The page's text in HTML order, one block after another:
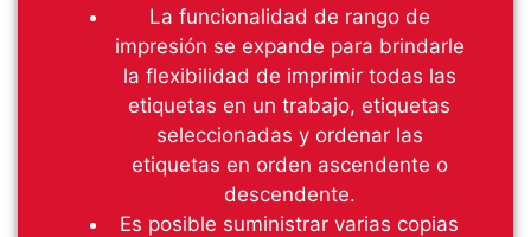
La funcionalidad de rango de
impresión se expande para brindarle
la flexibilidad de imprimir todas las
etiquetas en un trabajo, etiquetas
seleccionadas y ordenar las
etiquetas en orden ascendente o
descendente.
Es posible suministrar varias copias